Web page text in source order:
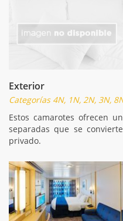
Exterior
Categorías 4N, 1N, 2N, 3N,
Estos camarotes ofrecen
separadas que se
privado.